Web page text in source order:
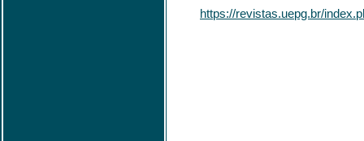
https://revistas.uepg.br/